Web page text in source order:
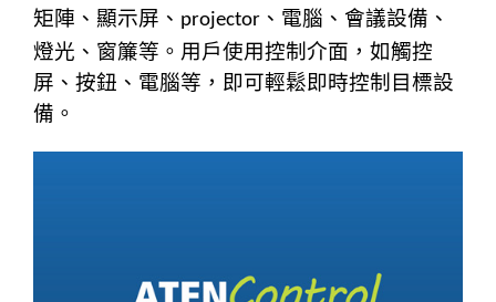
矩陣、顯示屏、 projector 、電腦、會議設備、
燈光、窗簾等。用戶使用控制介面，如觸控
屏、按鈕、電腦等，即可輕鬆即時控制目標設
備。